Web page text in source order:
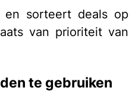
en sorteert deals op
van prioriteit van
te gebruiken